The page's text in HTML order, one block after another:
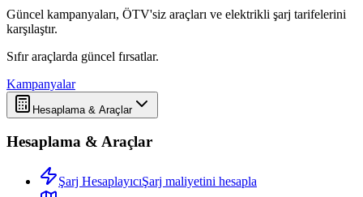
Güncel kampanyaları, ÖTV'siz araçları ve elektrikli şarj tarifelerini
karşılaştır.
Sıfır araçlarda güncel fırsatlar.
Kampanyalar
Hesaplama & Araçlar
Hesaplama & Araçlar
Şarj HesaplayıcıŞarj maliyetini hesapla